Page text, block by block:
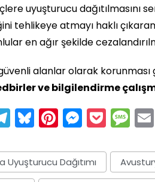
uyuşturucu dağıtılmasını
tehlikeye atmayı haklı
en ağır şekilde
alanlar olarak
ve bilgilendirme
Telegram
Bluesky
Pinterest
Uyuşturucu Dağıtımı